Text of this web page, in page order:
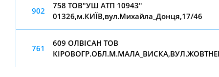
902
758 ТОВ"УШ АТП 10943"
01326,м.КИЇВ,вул.Михайла_Донця,17/46
761
609 ОЛВІСАН ТОВ